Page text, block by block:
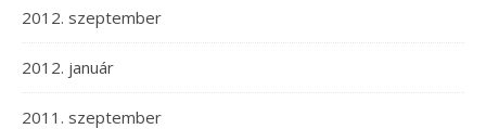
2012. szeptember
2012. január
2011. szeptember